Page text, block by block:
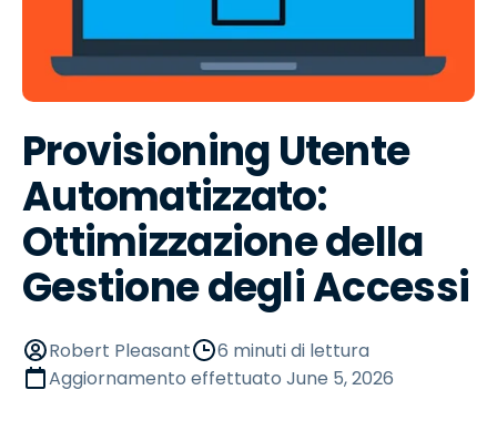
Provisioning Utente
Automatizzato:
Ottimizzazione della
Gestione degli Accessi
Robert Pleasant
6 minuti di lettura
Aggiornamento effettuato June 5, 2026